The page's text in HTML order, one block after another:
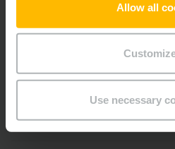
Allow all
Use necessary
Technische Daten
Baujahr